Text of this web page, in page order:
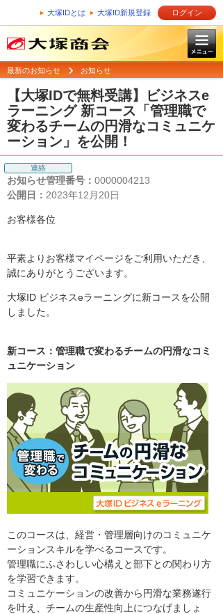
大塚IDとは 大塚ID新規登録 ログイン
最新のお知らせ お知らせ
【大塚IDで無料受講】ビジネスe
ラーニング 新コース「管理職で
変わるチームの円滑なコミュニケ
ーション」を公開！
連絡
お知らせ管理番号： 0000004213
公開日： 2023年12月20日
お客様各位
平素よりお客様マイページをご利用いただき、
誠にありがとうございます。
大塚ID ビジネスeラーニングに新コースを公開
しました。
新コース：管理職で変わるチームの円滑なコミ
ュニケーション
このコースは、経営・管理層向けのコミュニケ
ーションスキルを学べるコースです。
管理職にふさわしい心構えと部下との関わり方
を学習できます。
コミュニケーションの改善から円滑な業務遂行
を叶え、チームの生産性向上につなげましょ